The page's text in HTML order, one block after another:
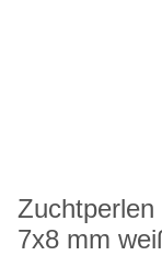
7x8 mm